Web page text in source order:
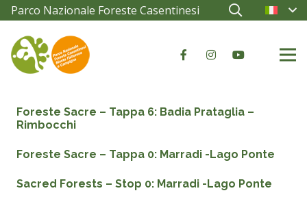
Parco Nazionale Foreste Casentinesi
Foreste Sacre – Tappa 6: Badia Prataglia –
Rimbocchi
Foreste Sacre – Tappa 0: Marradi -Lago Ponte
Sacred Forests – Stop 0: Marradi -Lago Ponte